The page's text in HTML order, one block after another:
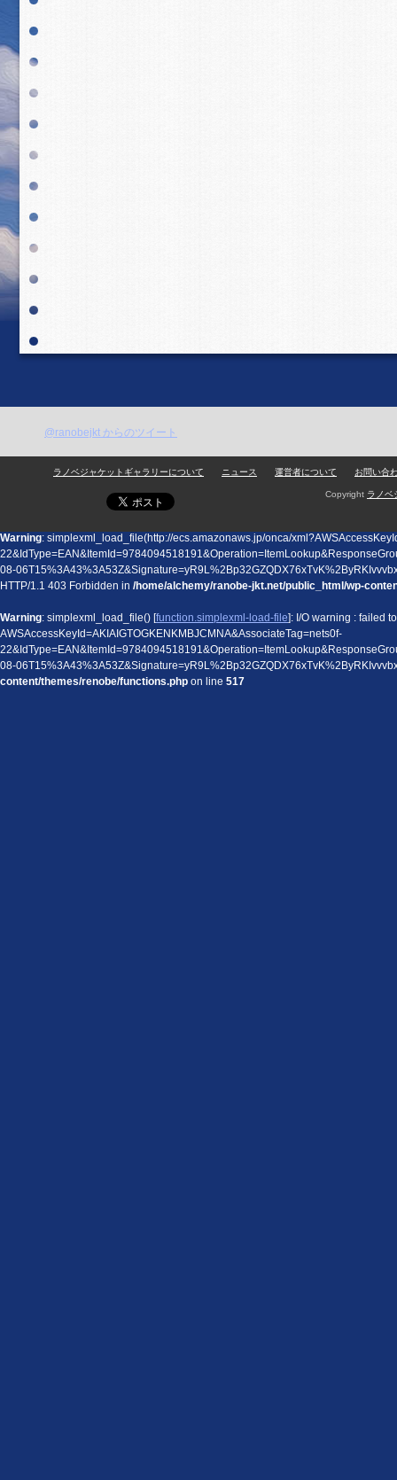
@ranobejkt からのツイート
ラノベジャケットギャラリーについて ニュース 運営者について お問い合
Copyright ラノベ
Warning: simplexml_load_file(http://ecs.amazonaws.jp/onca/
08-
HTTP/1.1 403 Forbidden in /home/alchemy/ranobe-jkt.net/public_html/wp-
Warning: simplexml_load_file() [function.simplexml-load-file]: I/O warning : failed
AWSAccessKeyId=AKIAIGTOGKENKMBJCMNA&AssociateTag=nets0f-
08-
content/themes/renobe/functions.php on line 517